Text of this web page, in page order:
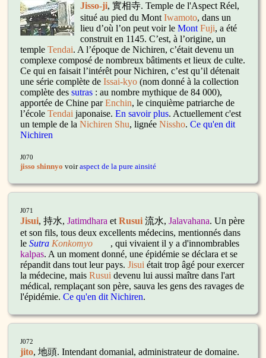
Jisso-ji, 實相寺. Temple de l'Aspect Réel,
situé au pied du MontIwamoto, dans un
lieu d’où l’on peut voir leMontFuji, a été
construit en 1145. C’est, à l’origine, un
templeTendai. A l’époque de Nichiren, c’était devenu un
complexe composé de nombreux bâtiments et lieux de culte.
Ce qui en faisait l’intérêt pour Nichiren, c’est qu’il détenait
une série complète deIssai-kyo (nom donné à la collection
complète dessutras : au nombre mythique de 84 000),
apportée de Chine parEnchin, le cinquième patriarche de
l’école Tendai japonaise.En savoir plus. Actuellement c'est
un temple de laNichiren Shu, lignéeNissho.Ce qu'en dit
Nichiren
J070
jisso shinnyo voiraspect de la pure ainsité
J071
Jisui, 持水,Jatimdhara et Rusui 流水,Jalavahana. Un père
et son fils, tous deux excellents médecins, mentionnés dans
leSutra Konkomyo
, qui vivaient il y a d'innombrables
kalpas. A un moment donné, une épidémie se déclara et se
répandit dans tout leur pays.Jisui était trop âgé pour exercer
la médecine, maisRusui devenu lui aussi maître dans l'art
médical, remplaçant son père, sauva les gens des ravages de
l'épidémie.Ce qu'en dit Nichiren.
J072
jito, 地頭. Intendant domanial, administrateur de domaine.